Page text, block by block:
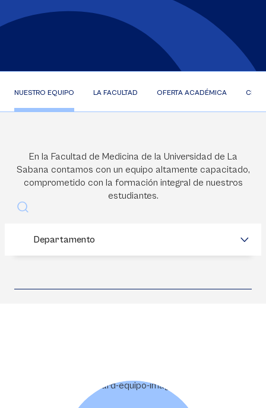
NUESTRO EQUIPO LA FACULTAD OFERTA ACADÉMICA
En la Facultad de Medicina de la Universidad de La
Sabana contamos con un equipo altamente capacitado,
comprometido con la formación integral de nuestros
estudiantes.
Departamento